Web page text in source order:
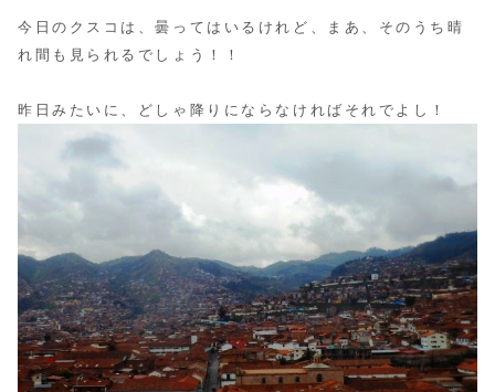
今日のクスコは、曇ってはいるけれど、まあ、そのうち晴
れ間も見られるでしょう！！
昨日みたいに、どしゃ降りにならなければそれでよし！